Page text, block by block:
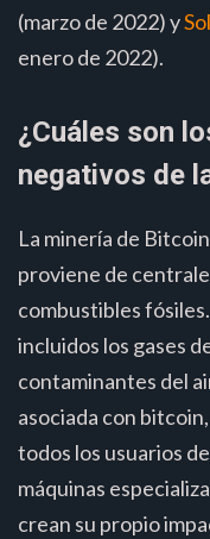
(marzo de 2022) y
enero de 2022).
¿Cuáles son
negativos de
La minería de
proviene de
combustibles
incluidos los gases
contaminantes del
asociada con
todos los usuarios
máquinas
crean su propio